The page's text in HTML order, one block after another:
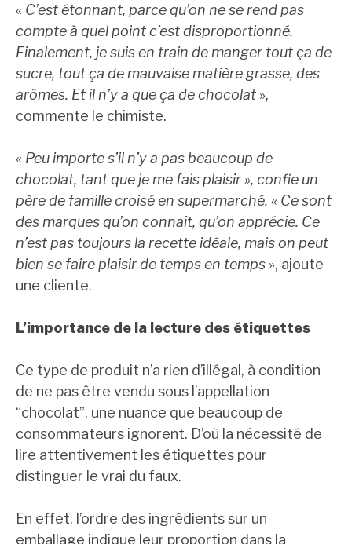
« C’est étonnant, parce qu’on ne se rend pas
compte à quel point c’est disproportionné.
Finalement, je suis en train de manger tout ça de
sucre, tout ça de mauvaise matière grasse, des
arômes. Et il n’y a que ça de chocolat »,
commente le chimiste.
« Peu importe s’il n’y a pas beaucoup de
chocolat, tant que je me fais plaisir », confie un
père de famille croisé en supermarché. « Ce sont
des marques qu’on connaît, qu’on apprécie. Ce
n’est pas toujours la recette idéale, mais on peut
bien se faire plaisir de temps en temps », ajoute
une cliente.
L’importance de la lecture des étiquettes
Ce type de produit n’a rien d’illégal, à condition
de ne pas être vendu sous l’appellation
“chocolat”, une nuance que beaucoup de
consommateurs ignorent. D’où la nécessité de
lire attentivement les étiquettes pour
distinguer le vrai du faux.
En effet, l’ordre des ingrédients sur un
emballage indique leur proportion dans la